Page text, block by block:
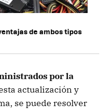
de ambos tipos
por la
actualización y
se puede resolver